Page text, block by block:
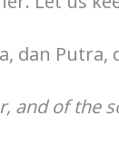
dan Putra,
and of the